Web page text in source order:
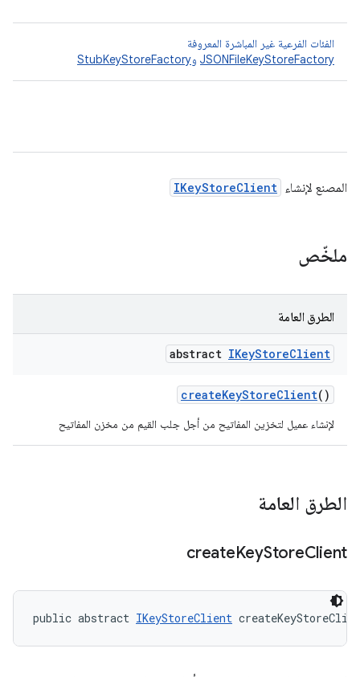
الفئات الفرعية غير المباشرة المعروفة
JSONFileKeyStoreFactory وStubKeyStoreFactory
المصنع لإنشاء IKeyStoreClient
ملخّص
الطرق العامة
abstract IKeyStoreClient
createKeyStoreClient()
لإنشاء عميل لتخزين المفاتيح من أجل جلب القيم من مخزن المفاتيح
الطرق العامة
createKeyStoreClient
public abstract IKeyStoreClient